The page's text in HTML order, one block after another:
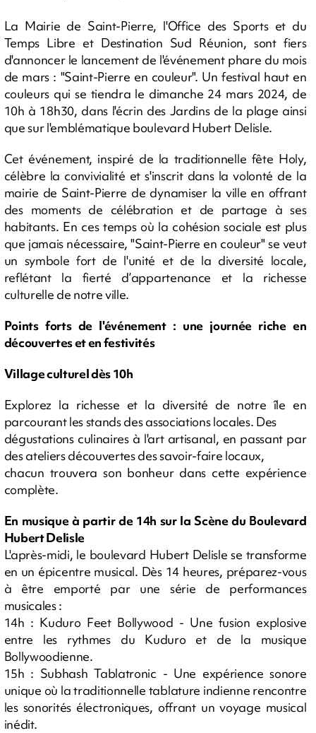
La Mairie de Saint-Pierre, l'Office des Sports et du
Temps Libre et Destination Sud Réunion, sont fiers
d'annoncer le lancement de l'événement phare du mois
de mars : "Saint-Pierre en couleur". Un festival haut en
couleurs qui se tiendra le dimanche 24 mars 2024, de
10h à 18h30, dans l'écrin des Jardins de la plage ainsi
que sur l'emblématique boulevard Hubert Delisle.
Cet événement, inspiré de la traditionnelle fête Holy,
célèbre la convivialité et s'inscrit dans la volonté de la
mairie de Saint-Pierre de dynamiser la ville en offrant
des moments de célébration et de partage à ses
habitants. En ces temps où la cohésion sociale est plus
que jamais nécessaire, "Saint-Pierre en couleur" se veut
un symbole fort de l'unité et de la diversité locale,
reflétant la fierté d’appartenance et la richesse
culturelle de notre ville.
Points forts de l'événement : une journée riche en
découvertes et en festivités
Village culturel dès 10h
Explorez la richesse et la diversité de notre île en
parcourant les stands des associations locales. Des
dégustations culinaires à l'art artisanal, en passant par
des ateliers découvertes des savoir-faire locaux,
chacun trouvera son bonheur dans cette expérience
complète.
En musique à partir de 14h sur la Scène du Boulevard
Hubert Delisle
L'après-midi, le boulevard Hubert Delisle se transforme
en un épicentre musical. Dès 14 heures, préparez-vous
à être emporté par une série de performances
musicales :
14h : Kuduro Feet Bollywood - Une fusion explosive
entre les rythmes du Kuduro et de la musique
Bollywoodienne.
15h : Subhash Tablatronic - Une expérience sonore
unique où la traditionnelle tablature indienne rencontre
les sonorités électroniques, offrant un voyage musical
inédit.